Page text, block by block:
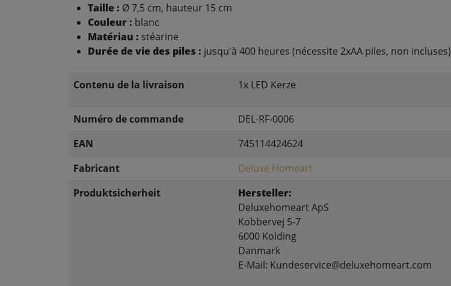
Taille : Ø 7,5 cm, hauteur 15 cm
Couleur : blanc
Matériau : stéarine
Durée de vie des piles : jusqu'à 400 heures (nécessite 2xAA piles, non incluses)
Contenu de la livraison 1x LED Kerze
Numéro de commande
DEL-RF-0006
EAN
745114424624
Fabricant
Deluxe Homeart
Produktsicherheit
Hersteller:
Deluxehomeart ApS
Kobbervej 5-7
6000 Kolding
Danmark
E-Mail: Kundeservice@deluxehomeart.com